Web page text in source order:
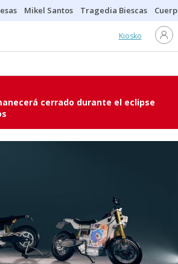
Mikel Santos Tragedia Biescas
Kiosko
cerrado durante el eclipse